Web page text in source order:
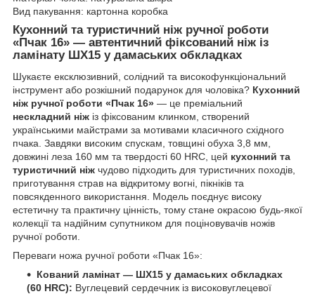
Вид пакування: картонна коробка
Кухонний та туристичний ніж ручної роботи
«Пчак 16» — автентичний фіксований ніж із
ламінату ШХ15 у дамаських обкладках
Шукаєте ексклюзивний, солідний та високофункціональний
інструмент або розкішний подарунок для чоловіка? Кухонний
ніж ручної роботи «Пчак 16» — це преміальний
нескладний ніж із фіксованим клинком, створений
українськими майстрами за мотивами класичного східного
пчака. Завдяки високим спускам, товщині обуха 3,8 мм,
довжині леза 160 мм та твердості 60 HRC, цей кухонний та
туристичний ніж чудово підходить для туристичних походів,
приготування страв на відкритому вогні, пікніків та
повсякденного використання. Модель поєднує високу
естетичну та практичну цінність, тому стане окрасою будь-якої
колекції та надійним супутником для поціновувачів ножів
ручної роботи.
Переваги ножа ручної роботи «Пчак 16»:
Кований ламінат — ШХ15 у дамаських обкладках
(60 HRC): Вуглецевий сердечник із високовуглецевої